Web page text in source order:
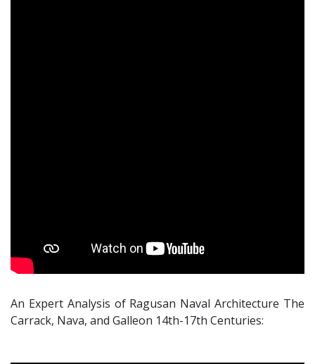
An Expert Analysis of Ragusan Naval Architecture The
Carrack, Nava, and Galleon 14th-17th Centuries: